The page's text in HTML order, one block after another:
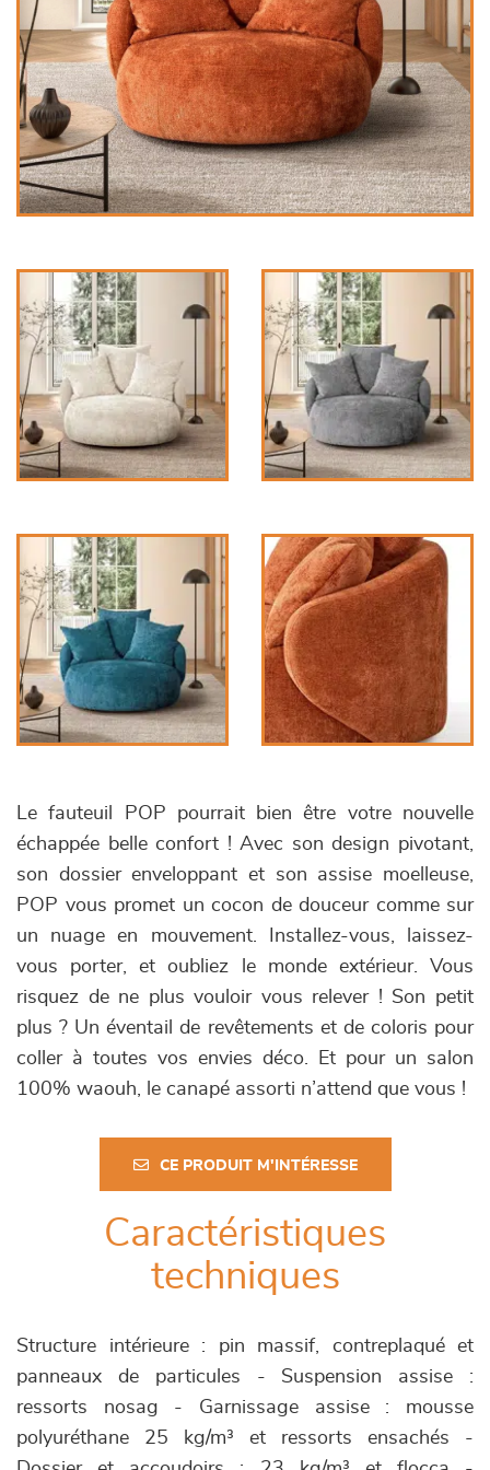
Le fauteuil POP pourrait bien être votre nouvelle
échappée belle confort ! Avec son design pivotant,
son dossier enveloppant et son assise moelleuse,
POP vous promet un cocon de douceur comme sur
un nuage en mouvement. Installez-vous, laissez-
vous porter, et oubliez le monde extérieur. Vous
risquez de ne plus vouloir vous relever ! Son petit
plus ? Un éventail de revêtements et de coloris pour
coller à toutes vos envies déco. Et pour un salon
100% waouh, le canapé assorti n’attend que vous !
CE PRODUIT M'INTÉRESSE
Caractéristiques
techniques
Structure intérieure : pin massif, contreplaqué et
panneaux de particules - Suspension assise :
ressorts nosag - Garnissage assise : mousse
polyuréthane 25 kg/m³ et ressorts ensachés -